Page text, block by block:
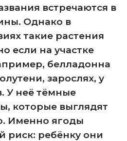
встречаются в
Однако в
такие растения
если на участке
белладонна
зарослях, у
У неё тёмные
которые выглядят
Именно ягоды
риск: ребёнку они